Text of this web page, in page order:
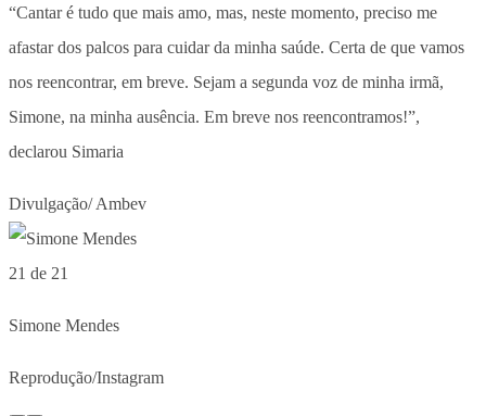
“Cantar é tudo que mais amo, mas, neste momento, preciso me
afastar dos palcos para cuidar da minha saúde. Certa de que vamos
nos reencontrar, em breve. Sejam a segunda voz de minha irmã,
Simone, na minha ausência. Em breve nos reencontramos!”,
declarou Simaria
Divulgação/ Ambev
21 de 21
Simone Mendes
Reprodução/Instagram